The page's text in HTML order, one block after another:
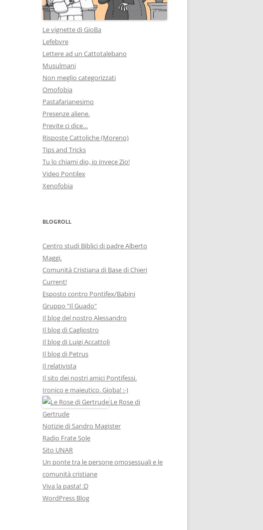
Le vignette di GioBa
Lefebvre
Lettere ad un Cattotalebano
Musulmani
Non meglio categorizzati
Omofobia
Pastafarianesimo
Presenze aliene.
Previte ci dice…
Risposte Cattoliche (Moreno)
Tips and Tricks
Tu lo chiami dio, io invece Zio!
Video Pontilex
Xenofobia
BLOGROLL
Centro studi Biblici di padre Alberto
Maggi.
Comunità Cristiana di Base di Chieri
Current!
Esposto contro Pontifex/Babini
Gruppo "Il Guado"
Il blog del nostro Alessandro
Il blog di Cagliostro
Il blog di Luigi Accattoli
Il blog di Petrus
Il relativista
Il sito dei nostri amici Pontifessi.
Ironico e maieutico. Gioba! :-)
Le Rose di
Gertrude
Notizie di Sandro Magister
Radio Frate Sole
Sito UNAR
Un ponte tra le persone omosessuali e le
comunità cristiane
Viva la pasta! :D
WordPress Blog